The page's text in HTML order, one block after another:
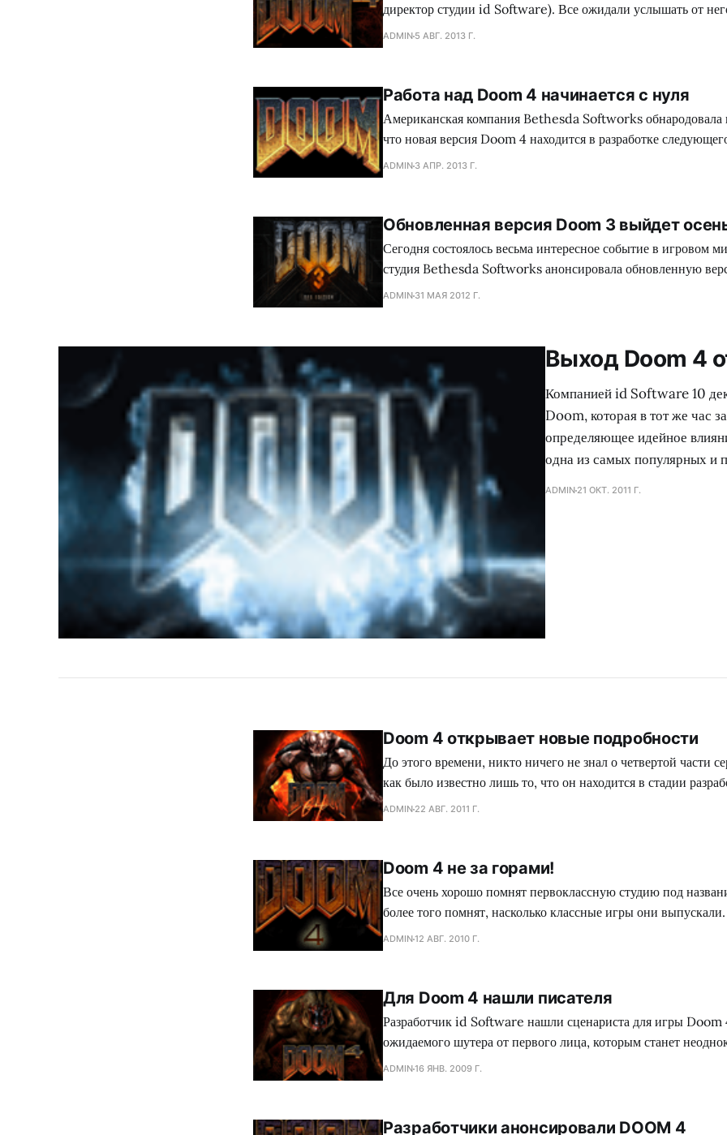
директор студии id Software). Все ожидали услышать от
анонс четвертой части Doom, но не судьба. Как стало
ADMIN 5 АВГ. 2013 Г.
Работа над Doom 4 начинается с нуля
Американская компания Bethesda Softworks
что новая версия Doom 4 находится в разработке
консолей. Как говорится, 4 года работы коту под хвост. По данным, полученным
ADMIN 3 АПР. 2013 Г.
Обновленная версия Doom 3 выйдет
Сегодня состоялось весьма интересное событие в игровом
студия Bethesda Softworks анонсировала обновленную
научно-фантастического шутера Doom 3. Новая игра
ADMIN 31 МАЯ 2012 Г.
Выход Doom 4
Компанией id Software 10
Doom, которая в тот же час
определяющее идейное
одна из самых популярных и
ADMIN 21 ОКТ. 2011 Г.
Doom 4 открывает новые подробности
До этого времени, никто ничего не знал о четвертой части
как было известно лишь то, что он находится в стадии
все это, разработчики не сильно горят желанием раскрывать
ADMIN 22 АВГ. 2011 Г.
Doom 4 не за горами!
Все очень хорошо помнят первоклассную студию под
более того помнят, насколько классные игры они
говорить откровенно, то в последнее время никаких вестей
ADMIN12 АВГ. 2010 Г.
Для Doom 4 нашли писателя
Разработчик id Software нашли сценариста для игры Doom
ожидаемого шутера от первого лица, которым станет
награжденный автор Грэхем Джойс. Хотя деталей про историю игры,
ADMIN16 ЯНВ. 2009 Г.
Разработчики анонсировали DOOM 4